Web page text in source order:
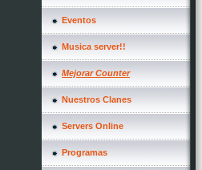
Eventos
Musica server!!
Mejorar Counter
Nuestros Clanes
Servers Online
Programas